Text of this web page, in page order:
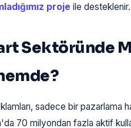
proje ile desteklenir.
Sektöründe
sadece bir pazarlama
70 milyondan fazla aktif